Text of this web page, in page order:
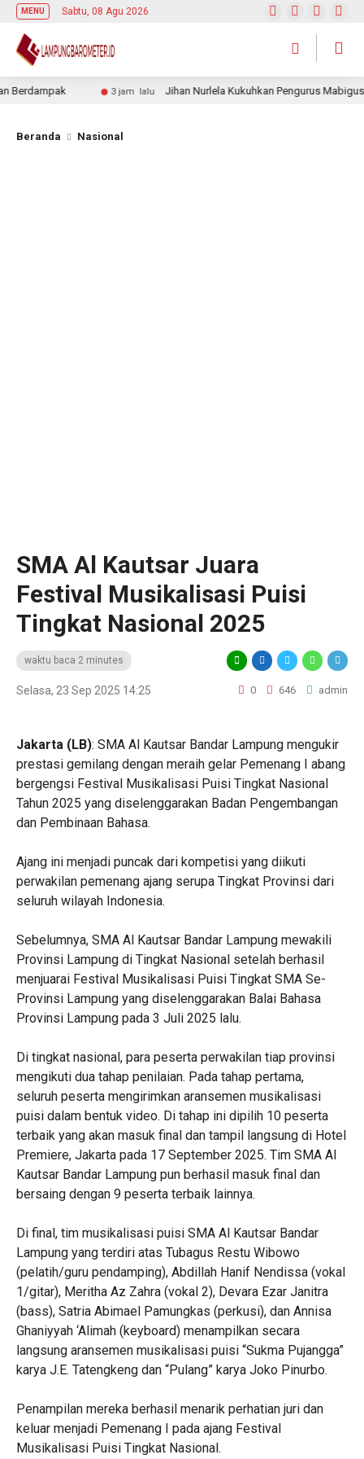
MENU Sabtu, 08 Agu 2026
3 jam lalu Jihan Nurlela Kukuhkan Pengurus Mabigus
Beranda Nasional
‎SMA Al Kautsar Juara
Festival Musikalisasi Puisi
Tingkat Nasional 2025
waktu baca 2 minutes
Selasa, 23 Sep 2025 14:25 0 646 admin
‎Jakarta (LB): SMA Al Kautsar Bandar Lampung mengukir
prestasi gemilang dengan meraih gelar Pemenang I abang
bergengsi Festival Musikalisasi Puisi Tingkat Nasional
Tahun 2025 yang diselenggarakan Badan Pengembangan
dan Pembinaan Bahasa.
‎Ajang ini menjadi puncak dari kompetisi yang diikuti
perwakilan pemenang ajang serupa Tingkat Provinsi dari
seluruh wilayah Indonesia.
‎Sebelumnya, SMA Al Kautsar Bandar Lampung mewakili
Provinsi Lampung di Tingkat Nasional setelah berhasil
menjuarai Festival Musikalisasi Puisi Tingkat SMA Se-
Provinsi Lampung yang diselenggarakan Balai Bahasa
Provinsi Lampung pada 3 Juli 2025 lalu.
‎Di tingkat nasional, para peserta perwakilan tiap provinsi
mengikuti dua tahap penilaian. Pada tahap pertama,
seluruh peserta mengirimkan aransemen musikalisasi
puisi dalam bentuk video. Di tahap ini dipilih 10 peserta
terbaik yang akan masuk final dan tampil langsung di Hotel
Premiere, Jakarta pada 17 September 2025. Tim SMA Al
Kautsar Bandar Lampung pun berhasil masuk final dan
bersaing dengan 9 peserta terbaik lainnya.
‎Di final, tim musikalisasi puisi SMA Al Kautsar Bandar
Lampung yang terdiri atas Tubagus Restu Wibowo
(pelatih/guru pendamping), Abdillah Hanif Nendissa (vokal
1/gitar), Meritha Az Zahra (vokal 2), Devara Ezar Janitra
(bass), Satria Abimael Pamungkas (perkusi), dan Annisa
Ghaniyyah ‘Alimah (keyboard) menampilkan secara
langsung aransemen musikalisasi puisi “Sukma Pujangga”
karya J.E. Tatengkeng dan “Pulang” karya Joko Pinurbo.
‎Penampilan mereka berhasil menarik perhatian juri dan
keluar menjadi Pemenang I pada ajang Festival
Musikalisasi Puisi Tingkat Nasional.